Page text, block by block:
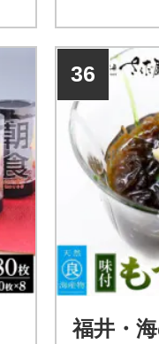
36
福井・